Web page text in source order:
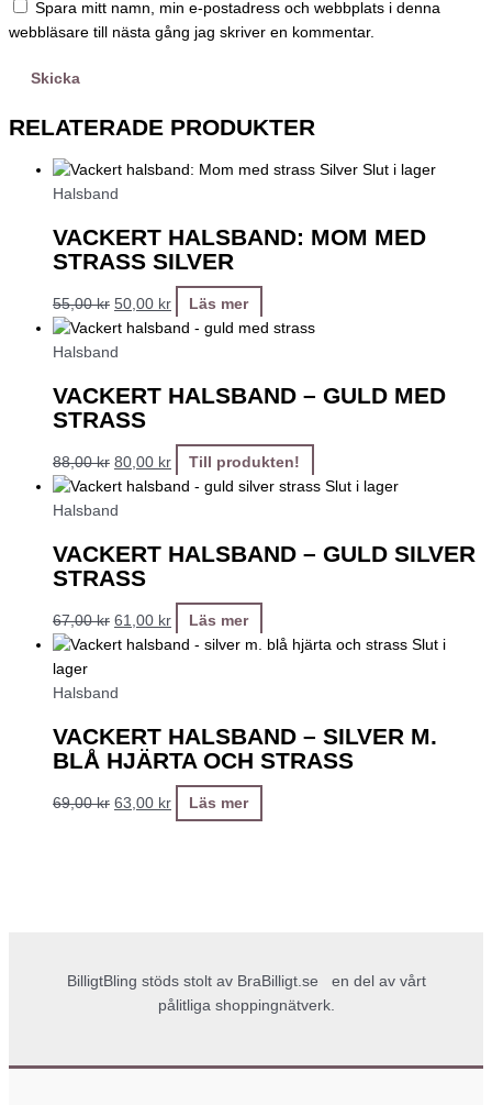
Spara mitt namn, min e-postadress och webbplats i denna
webbläsare till nästa gång jag skriver en kommentar.
RELATERADE PRODUKTER
Slut i lager
Halsband
VACKERT HALSBAND: MOM MED
STRASS SILVER
55,00kr 50,00 kr Läs mer
Halsband
VACKERT HALSBAND – GULD MED
STRASS
88,00kr 80,00 kr Till produkten!
Slut i lager
Halsband
VACKERT HALSBAND – GULD SILVER
STRASS
67,00kr 61,00 kr Läs mer
Slut i
lager
Halsband
VACKERT HALSBAND – SILVER M.
BLÅ HJÄRTA OCH STRASS
69,00kr 63,00 kr Läs mer
BilligtBling stöds stolt av BraBilligt.se
en del av vårt
pålitliga shoppingnätverk.